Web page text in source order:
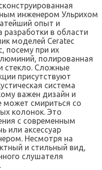
инженером Ульрихом
опыт и
разработки в области
моделей Ceratec
посему при их
полированная
стекло. Сложные
присутствуют
система
важен дизайн и
может смириться со
колонок. Это
с современным
или аксессуар
Несмотря на
и стильный вид,
слушателя